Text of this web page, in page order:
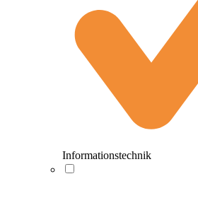
Informationstechnik